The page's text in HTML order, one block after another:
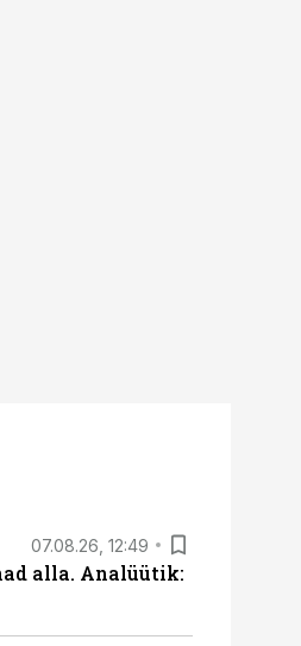
07.08.26, 12:49
alla. Analüütik: